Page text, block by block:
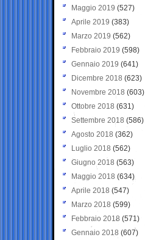
Maggio 2019 (527)
Aprile 2019 (383)
Marzo 2019 (562)
Febbraio 2019 (598)
Gennaio 2019 (641)
Dicembre 2018 (623)
Novembre 2018 (603)
Ottobre 2018 (631)
Settembre 2018 (586)
Agosto 2018 (362)
Luglio 2018 (562)
Giugno 2018 (563)
Maggio 2018 (634)
Aprile 2018 (547)
Marzo 2018 (599)
Febbraio 2018 (571)
Gennaio 2018 (607)